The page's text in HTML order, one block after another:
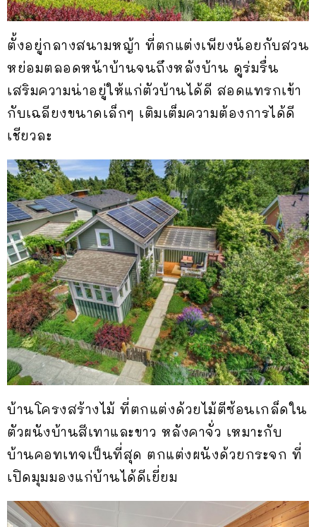
ตั้งอยู่กลางสนามหญ้า ที่ตกแต่งเพียงน้อยกับสวน
หย่อมตลอดหน้าบ้านจนถึงหลังบ้าน ดูร่มรื่น
เสริมความน่าอยู่ให้แก่ตัวบ้านได้ดี สอดแทรกเข้า
กับเฉลียงขนาดเล็กๆ เติมเต็มความต้องการได้ดี
เชียวละ
บ้านโครงสร้างไม้ ที่ตกแต่งด้วยไม้ตีซ้อนเกล็ดใน
ตัวผนังบ้านสีเทาและขาว หลังคาจั่ว เหมาะกับ
บ้านคอทเทจเป็นที่สุด ตกแต่งผนังด้วยกระจก ที่
เปิดมุมมองแก่บ้านได้ดีเยี่ยม